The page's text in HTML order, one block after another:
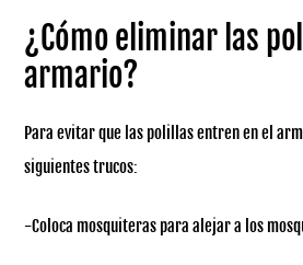
¿Cómo eliminar las
armario?
Para evitar que las polillas entren en el
siguientes trucos:
-Coloca mosquiteras para alejar a los